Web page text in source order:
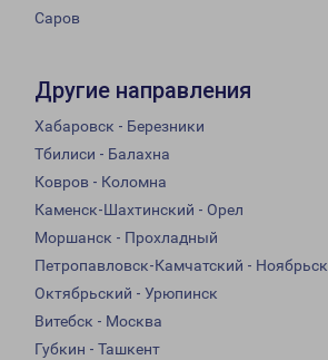
Саров
Другие направления
Хабаровск - Березники
Тбилиси - Балахна
Ковров - Коломна
Каменск-Шахтинский - Орел
Моршанск - Прохладный
Петропавловск-Камчатский - Ноябрьск
Октябрьский - Урюпинск
Витебск - Москва
Губкин - Ташкент